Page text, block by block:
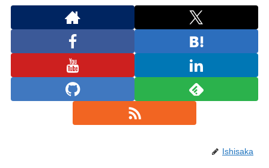
Ishisaka